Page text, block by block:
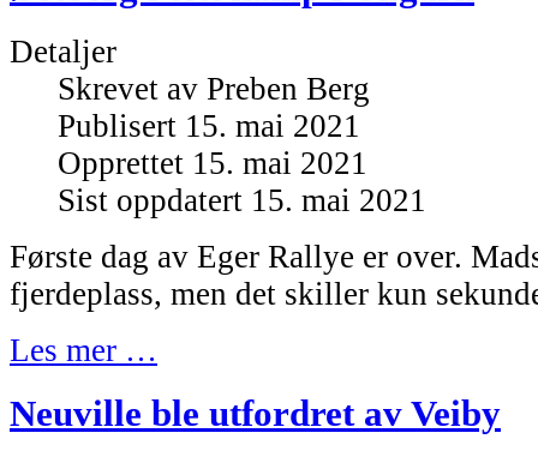
Detaljer
Skrevet av Preben Berg
Publisert 15. mai 2021
Opprettet 15. mai 2021
Sist oppdatert 15. mai 2021
Første dag av Eger Rallye er over.
fjerdeplass, men det skiller kun
Les mer …
Neuville ble utfordret av Veiby